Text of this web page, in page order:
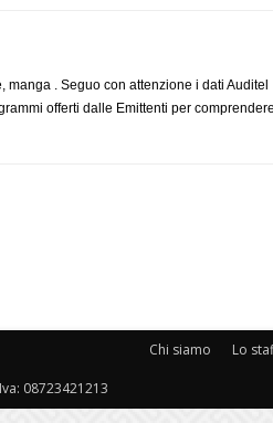
. Seguo con attenzione i dati Auditel
offerti dalle Emittenti per comprendere
Chi siamo Lo
08723421213